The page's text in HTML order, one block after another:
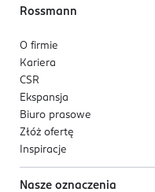
Rossmann
O firmie
Kariera
CSR
Ekspansja
Biuro prasowe
Złóż ofertę
Inspiracje
Nasze oznaczenia